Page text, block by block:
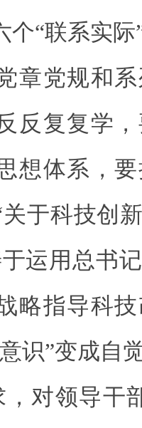
个“联系实
章党规和
反复复学
想体系，
于科技创
运用总书
略指导科
识”变成自
对领导干